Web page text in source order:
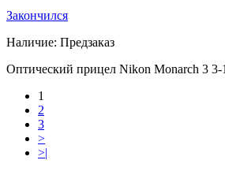
Закончился
Наличие: Предзаказ
Оптический прицел Nikon Monarch 3
1
2
3
>
>|